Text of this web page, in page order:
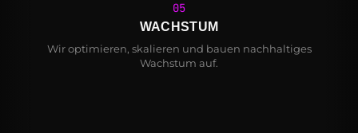
05
WACHSTUM
Wir optimieren, skalieren und bauen nachhaltiges
Wachstum auf.